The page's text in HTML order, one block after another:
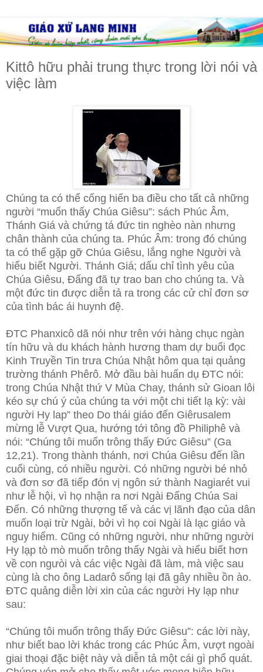
Kittô hữu phải trung thực trong lời nói và
việc làm
Chúng ta có thể cống hiến ba điều cho tất cả những
người “muốn thấy Chúa Giêsu”: sách Phúc Âm,
Thánh Giá và chứng tá đức tin nghèo nàn nhưng
chân thành của chúng ta. Phúc Âm: trong đó chúng
ta có thể gặp gỡ Chúa Giêsu, lắng nghe Người và
hiểu biết Người. Thánh Giá; dấu chỉ tình yêu của
Chúa Giêsu, Đấng đã tự trao ban cho chúng ta. Và
một đức tin được diễn tả ra trong các cử chỉ đơn sơ
của tình bác ái huynh đệ.
ĐTC Phanxicô dã nói như trên với hàng chục ngàn
tín hữu và du khách hành hương tham dự buổi đọc
Kinh Truyền Tin trưa Chúa Nhật hôm qua tại quảng
trường thánh Phêrô. Mở đầu bài huấn dụ ĐTC nói:
trong Chúa Nhật thứ V Mùa Chay, thánh sử Gioan lôi
kéo sự chú ý của chúng ta với một chi tiết lạ kỳ: vài
người Hy lap” theo Do thái giáo đến Giêrusalem
mừng lễ Vượt Qua, hướng tới tông đồ Philiphê và
nói: “Chúng tôi muốn trông thấy Đức Giêsu” (Ga
12,21). Trong thành thánh, nơi Chúa Giêsu đến lần
cuối cùng, có nhiều người. Có những người bé nhỏ
và đơn sơ đã tiếp đón vị ngôn sứ thành Nagiarét vui
như lễ hội, vì họ nhận ra nơi Ngài Đấng Chúa Sai
Đến. Có những thượng tế và các vị lãnh đạo của dân
muốn loại trừ Ngài, bởi vì họ coi Ngài là lạc giáo và
nguy hiểm. Cũng có những người, như những người
Hy lạp tò mò muốn trông thấy Ngài và hiểu biết hơn
về con ngưòi và các việc Ngài đã làm, mà việc sau
cùng là cho ông Ladarô sống lại đã gây nhiều ồn ào.
ĐTC quảng diễn lời xin của các người Hy lạp như
sau:
“Chúng tôi muốn trông thấy Đức Giêsu”: các lời này,
như biết bao lời khác trong các Phúc Âm, vượt ngoài
giai thoại đặc biệt này và diễn tả một cái gì phổ quát.